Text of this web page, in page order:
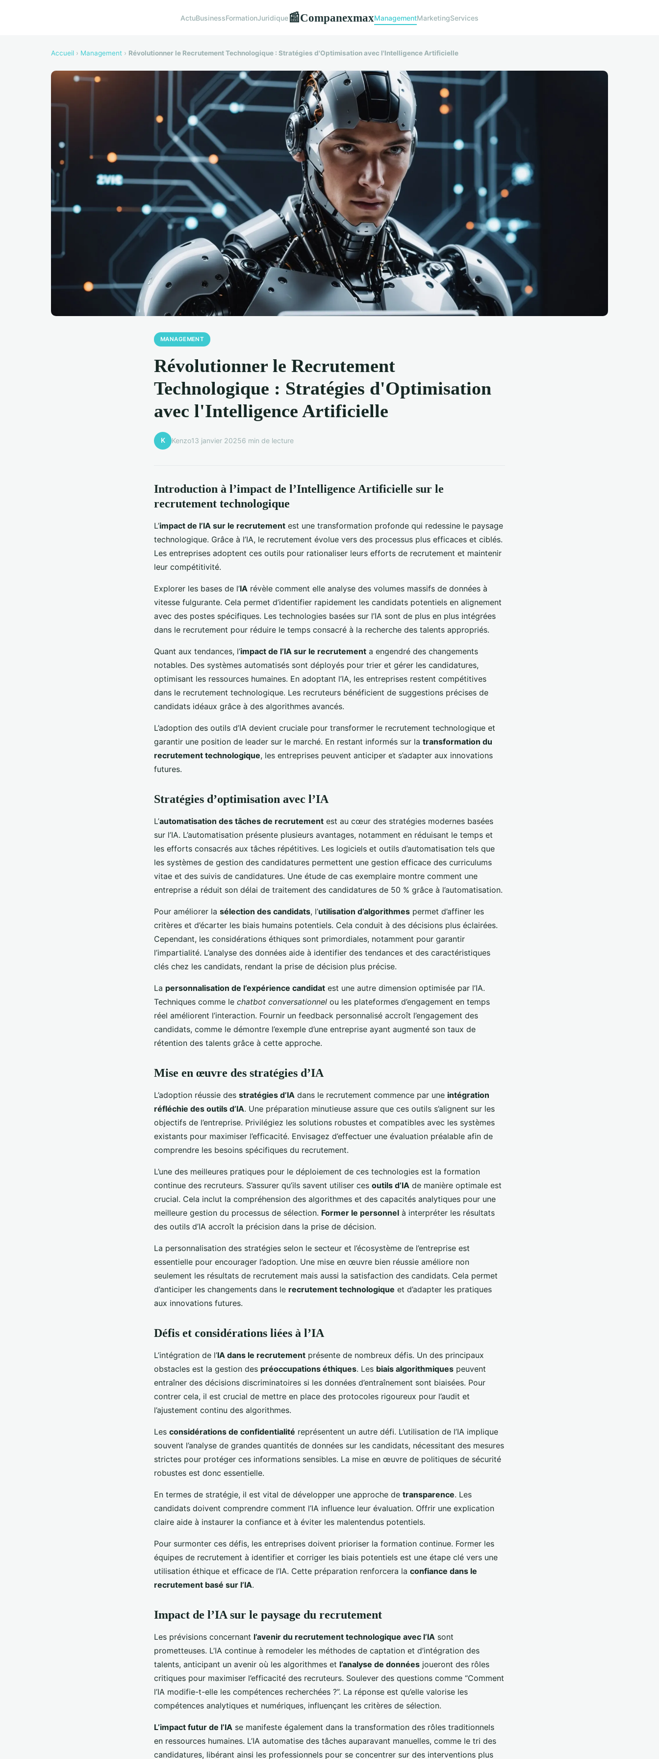
ActuBusinessFormationJuridique📰CompanexmaxManagementMarketingServices
Accueil › Management › Révolutionner le Recrutement Technologique : Stratégies d'Optimisation avec l'Intelligence Artificielle
MANAGEMENT
Révolutionner le Recrutement
Technologique : Stratégies d'Optimisation
avec l'Intelligence Artificielle
K Kenzo13 janvier 20256 min de lecture
Introduction à l’impact de l’Intelligence Artificielle sur le
recrutement technologique
L’impact de l’IA sur le recrutement est une transformation profonde qui redessine le paysage
technologique. Grâce à l’IA, le recrutement évolue vers des processus plus efficaces et ciblés.
Les entreprises adoptent ces outils pour rationaliser leurs efforts de recrutement et maintenir
leur compétitivité.
Explorer les bases de l’IA révèle comment elle analyse des volumes massifs de données à
vitesse fulgurante. Cela permet d’identifier rapidement les candidats potentiels en alignement
avec des postes spécifiques. Les technologies basées sur l’IA sont de plus en plus intégrées
dans le recrutement pour réduire le temps consacré à la recherche des talents appropriés.
Quant aux tendances, l’impact de l’IA sur le recrutement a engendré des changements
notables. Des systèmes automatisés sont déployés pour trier et gérer les candidatures,
optimisant les ressources humaines. En adoptant l’IA, les entreprises restent compétitives
dans le recrutement technologique. Les recruteurs bénéficient de suggestions précises de
candidats idéaux grâce à des algorithmes avancés.
L’adoption des outils d’IA devient cruciale pour transformer le recrutement technologique et
garantir une position de leader sur le marché. En restant informés sur la transformation du
recrutement technologique, les entreprises peuvent anticiper et s’adapter aux innovations
futures.
Stratégies d’optimisation avec l’IA
L’automatisation des tâches de recrutement est au cœur des stratégies modernes basées
sur l’IA. L’automatisation présente plusieurs avantages, notamment en réduisant le temps et
les efforts consacrés aux tâches répétitives. Les logiciels et outils d’automatisation tels que
les systèmes de gestion des candidatures permettent une gestion efficace des curriculums
vitae et des suivis de candidatures. Une étude de cas exemplaire montre comment une
entreprise a réduit son délai de traitement des candidatures de 50 % grâce à l’automatisation.
Pour améliorer la sélection des candidats, l’utilisation d’algorithmes permet d’affiner les
critères et d’écarter les biais humains potentiels. Cela conduit à des décisions plus éclairées.
Cependant, les considérations éthiques sont primordiales, notamment pour garantir
l’impartialité. L’analyse des données aide à identifier des tendances et des caractéristiques
clés chez les candidats, rendant la prise de décision plus précise.
La personnalisation de l’expérience candidat est une autre dimension optimisée par l’IA.
Techniques comme le chatbot conversationnel ou les plateformes d’engagement en temps
réel améliorent l’interaction. Fournir un feedback personnalisé accroît l’engagement des
candidats, comme le démontre l’exemple d’une entreprise ayant augmenté son taux de
rétention des talents grâce à cette approche.
Mise en œuvre des stratégies d’IA
L’adoption réussie des stratégies d’IA dans le recrutement commence par une intégration
réfléchie des outils d’IA. Une préparation minutieuse assure que ces outils s’alignent sur les
objectifs de l’entreprise. Privilégiez les solutions robustes et compatibles avec les systèmes
existants pour maximiser l’efficacité. Envisagez d’effectuer une évaluation préalable afin de
comprendre les besoins spécifiques du recrutement.
L’une des meilleures pratiques pour le déploiement de ces technologies est la formation
continue des recruteurs. S’assurer qu’ils savent utiliser ces outils d’IA de manière optimale est
crucial. Cela inclut la compréhension des algorithmes et des capacités analytiques pour une
meilleure gestion du processus de sélection. Former le personnel à interpréter les résultats
des outils d’IA accroît la précision dans la prise de décision.
La personnalisation des stratégies selon le secteur et l’écosystème de l’entreprise est
essentielle pour encourager l’adoption. Une mise en œuvre bien réussie améliore non
seulement les résultats de recrutement mais aussi la satisfaction des candidats. Cela permet
d’anticiper les changements dans le recrutement technologique et d’adapter les pratiques
aux innovations futures.
Défis et considérations liées à l’IA
L’intégration de l’IA dans le recrutement présente de nombreux défis. Un des principaux
obstacles est la gestion des préoccupations éthiques. Les biais algorithmiques peuvent
entraîner des décisions discriminatoires si les données d’entraînement sont biaisées. Pour
contrer cela, il est crucial de mettre en place des protocoles rigoureux pour l’audit et
l’ajustement continu des algorithmes.
Les considérations de confidentialité représentent un autre défi. L’utilisation de l’IA implique
souvent l’analyse de grandes quantités de données sur les candidats, nécessitant des mesures
strictes pour protéger ces informations sensibles. La mise en œuvre de politiques de sécurité
robustes est donc essentielle.
En termes de stratégie, il est vital de développer une approche de transparence. Les
candidats doivent comprendre comment l’IA influence leur évaluation. Offrir une explication
claire aide à instaurer la confiance et à éviter les malentendus potentiels.
Pour surmonter ces défis, les entreprises doivent prioriser la formation continue. Former les
équipes de recrutement à identifier et corriger les biais potentiels est une étape clé vers une
utilisation éthique et efficace de l’IA. Cette préparation renforcera la confiance dans le
recrutement basé sur l’IA.
Impact de l’IA sur le paysage du recrutement
Les prévisions concernant l’avenir du recrutement technologique avec l’IA sont
prometteuses. L’IA continue à remodeler les méthodes de captation et d’intégration des
talents, anticipant un avenir où les algorithmes et l’analyse de données joueront des rôles
critiques pour maximiser l’efficacité des recruteurs. Soulever des questions comme “Comment
l’IA modifie-t-elle les compétences recherchées ?”. La réponse est qu’elle valorise les
compétences analytiques et numériques, influençant les critères de sélection.
L’impact futur de l’IA se manifeste également dans la transformation des rôles traditionnels
en ressources humaines. L’IA automatise des tâches auparavant manuelles, comme le tri des
candidatures, libérant ainsi les professionnels pour se concentrer sur des interventions plus